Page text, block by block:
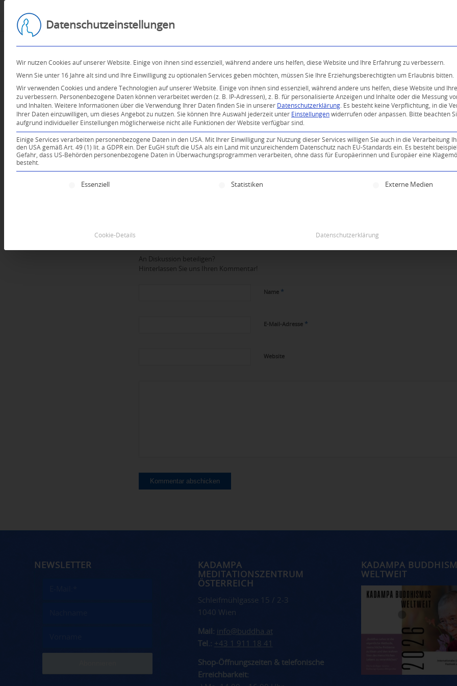
An Diskussion beteiligen?
Hinterlassen Sie uns Ihren Kommentar!
Name *
E-Mail-Adresse *
Website
NEWSLETTER
KADAMPA
MEDITATIONSZENTRUM
ÖSTERREICH
Schleifmühlgasse 15 / 2-3
1040 Wien
Mail: info@buddha.at
Tel.: +43 1 911 18 41
Shop-Öffnungszeiten & telefonische
Erreichbarkeit:
KADAMPA
WELTWEIT
Datenschutzeinstellungen
Wir nutzen Cookies auf unserer Website. Einige von ihnen sind essenziell, während andere uns helfen, diese Website und Ihre Erfahrung zu verbessern.
Wenn Sie unter 16 Jahre alt sind und Ihre Einwilligung zu optionalen Services geben möchten, müssen Sie Ihre Erziehungsberechtigten um Erlaubnis bitten.
Wir verwenden Cookies und andere Technologien auf unserer Website. Einige von ihnen sind essenziell, während andere uns helfen, diese Website und
zu verbessern.
Personenbezogene Daten können verarbeitet werden (z. B. IP-Adressen), z. B. für personalisierte Anzeigen und Inhalte oder die Messung
und Inhalten. Weitere Informationen über die Verwendung Ihrer Daten finden Sie in unserer Datenschutzerklärung
Es besteht keine Verpflichtung, in die
Ihrer Daten einzuwilligen, um dieses Angebot zu nutzen. Sie können Ihre Auswahl jederzeit unter Einstellungen widerrufen oder anpassen.
Bitte beachten
aufgrund individueller Einstellungen möglicherweise nicht alle Funktionen der Website verfügbar sind.
Einige Services verarbeiten personenbezogene Daten in den USA. Mit Ihrer Einwilligung zur Nutzung dieser Services willigen Sie auch in die Verarbeitung
den USA gemäß Art. 49 (1) lit. a GDPR ein. Der EuGH stuft die USA als ein Land mit unzureichendem Datenschutz nach EU-Standards ein. Es besteht
Gefahr, dass US-Behörden personenbezogene Daten in Überwachungsprogrammen verarbeiten, ohne dass für Europäerinnen und Europäer eine
besteht.
Es folgt eine Liste der Service-Gruppen, für die eine Einwilligung erteilt werden kann. Die erste
Essenziell Statistiken Externe Medien
Cookie-Details Datenschutzerklärung